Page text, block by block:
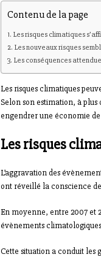
Contenu de la page
Les risques climatiques
Les nouveaux risques
Les conséquences
Les risques climatiques
Selon son estimation, à
engendrer une économie
Les risques
L’aggravation des
ont réveillé la conscience de
En moyenne, entre 2007 et
évènements
Cette situation a conduit les